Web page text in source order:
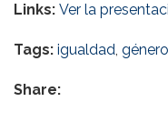
Links: Ver la
Tags: igualdad, género
Share: